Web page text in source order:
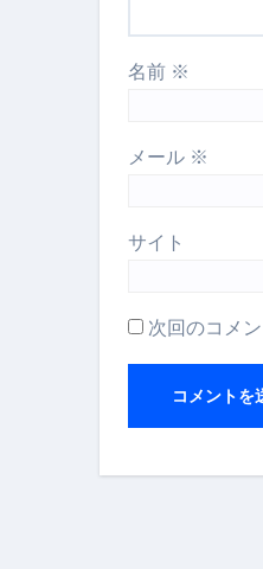
名前 ※
メール ※
サイト
次回のコメ